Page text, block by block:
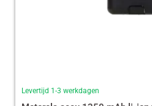
Levertijd 1-3 werkdagen